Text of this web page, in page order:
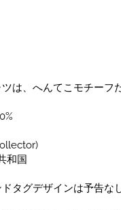
は、へんてこモチーフ
和国
タグデザインは予告な